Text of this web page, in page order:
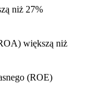
niż 27%
większą niż
(ROE)